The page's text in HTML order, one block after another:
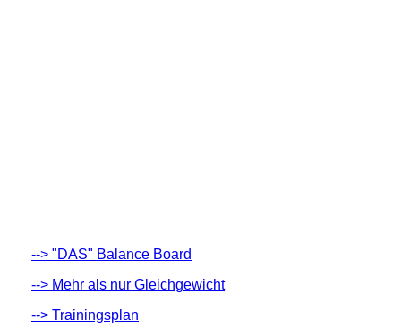
--> "DAS" Balance Board
--> Mehr als nur Gleichgewicht
--> Trainingsplan